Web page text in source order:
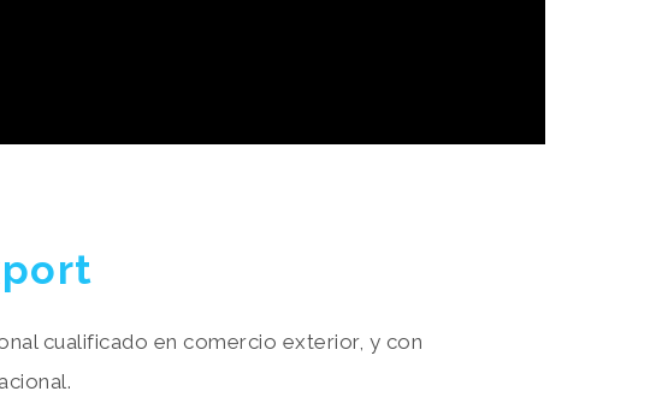
cualificado en comercio exterior, y con